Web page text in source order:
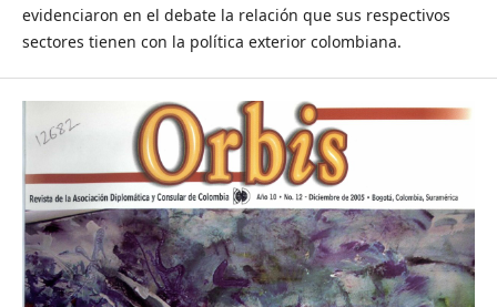
evidenciaron en el debate la relación que sus respectivos
sectores tienen con la política exterior colombiana.